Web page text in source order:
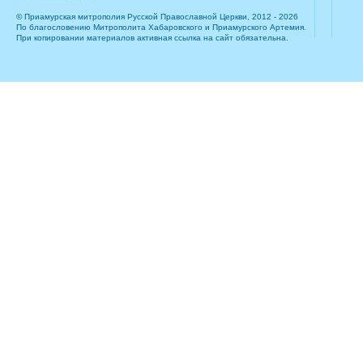
© Приамурская митрополия Русской Православной Церкви, 2012 - 2026
По благословению Митрополита Хабаровского и Приамурского Артемия.
При копировании материалов активная ссылка на сайт обязательна.